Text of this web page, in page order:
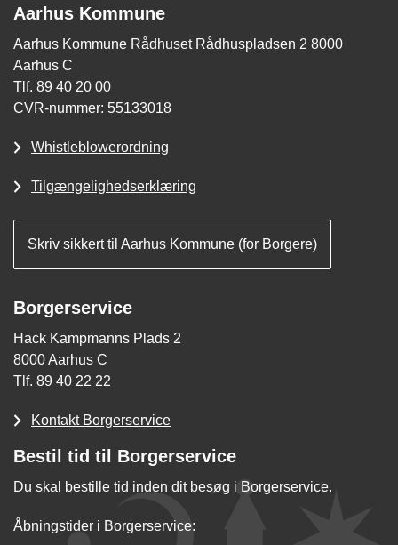
Aarhus Kommune
Aarhus Kommune Rådhuset Rådhuspladsen 2 8000
Aarhus C
Tlf. 89 40 20 00
CVR-nummer: 55133018
Whistleblowerordning
Tilgængelighedserklæring
Skriv sikkert til Aarhus Kommune (for Borgere)
Borgerservice
Hack Kampmanns Plads 2
8000 Aarhus C
Tlf. 89 40 22 22
Kontakt Borgerservice
Bestil tid til Borgerservice
Du skal bestille tid inden dit besøg i Borgerservice.
Åbningstider i Borgerservice: